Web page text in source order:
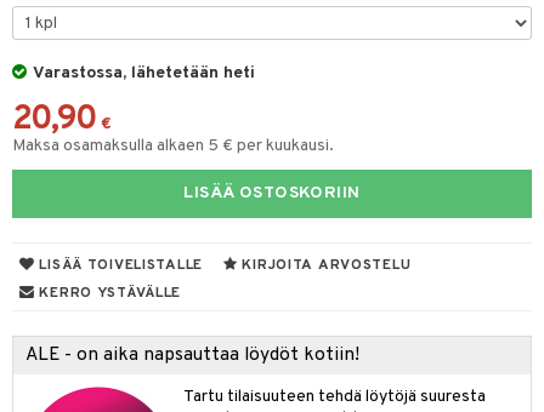
Varastossa, lähetetään heti
20,90 €
Maksa osamaksulla alkaen 5 € per kuukausi.
LISÄÄ OSTOSKORIIN
LISÄÄ TOIVELISTALLE
KIRJOITA ARVOSTELU
KERRO YSTÄVÄLLE
ALE - on aika napsauttaa löydöt kotiin!
Tartu tilaisuuteen tehdä löytöjä suuresta
Minecraft
Ninjago
Speed Champions
Spidey
Born